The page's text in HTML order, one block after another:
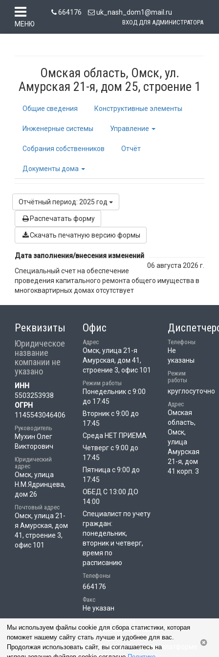
МЕНЮ
664176 uk_nash_dom1@mail.ru
ВХОД ДЛЯ АДМИНИСТРАТОРА
Омская область, Омск, ул.
Амурская 21-я, дом 25, строение 1
Общие сведения Конструктивные элементы
Инженерные системы Управление
Собрания собственников Отчёт
Документы дома
Отчётный период: 2025 год
Распечатать форму
Скачать печатную версию формы
Дата заполнения/внесения изменений
06 августа 2026 г.
Специальный счет на обеспечение
проведения капитального ремонта общего имущества в
многоквартирных домах отсутствует
Реквизиты
Юридическое
название
компании не
указано
ИНН
5503253938
ОГРН
1145543046406
Руководитель
Мухин Олег
Викторович
Юридический
адрес
Омск, улица
Н.М.Ядринцева,
дом 26
Почтовый адрес
Омск, улица 21-
я Амурская, дом
41, строение 3,
офис 101
Офис
Адрес
Омск, улица 21-я
Амурская, дом 41,
строение 3, офис 101
Режим работы
Понедельник с 9:00
до 17:45
Вторник с 9:00 до
17:45
Среда НЕТ ПРИЕМА
Четверг с 9:00 до
17:45
Пятница с 9:00 до
17:45
ОБЕД С 13:00 ДО
14:00
Специалист по учету
граждан:
понедельник,
вторник и четверг,
время по
расписанию
Телефоны
664176
Факс
Не указан
uk_nash_dom1@mail.ru
Телефоны
Не
указаны
Режим
работы
круглосуточно
Адрес
Омская
область,
Омск,
улица
Амурская
21-я, дом
41 корп. 3
Сайт управляющей компании работает на платформе
Мы используем файлы cookie для сбора статистики, которая
поможет нашему сайту стать лучше и удобнее для вас.
Продолжая использовать сайт, вы соглашаетесь на